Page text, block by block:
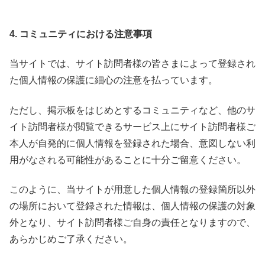
4. コミュニティにおける注意事項
当サイトでは、サイト訪問者様の皆さまによって登録され
た個人情報の保護に細心の注意を払っています。
ただし、掲示板をはじめとするコミュニティなど、他のサ
イト訪問者様が閲覧できるサービス上にサイト訪問者様ご
本人が自発的に個人情報を登録された場合、意図しない利
用がなされる可能性があることに十分ご留意ください。
このように、当サイトが用意した個人情報の登録箇所以外
の場所において登録された情報は、個人情報の保護の対象
外となり、サイト訪問者様ご自身の責任となりますので、
あらかじめご了承ください。